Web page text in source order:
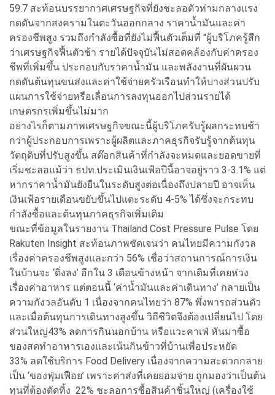
59.7 สะท้อนบรรยากาศเศรษฐกิจที่ยังชะลอตัวท่ามกลางแรง
กดดันจากสงครามในตะวันออกกลาง ราคาน้ำมันและค่า
ครองชีพสูง รวมถึงกำลังซื้อที่ยังไม่ฟื้นตัวเต็มที่ "ผู้บริโภครู้สึก
ว่าเศรษฐกิจฟื้นตัวช้า รายได้ปัจจุบันไม่สอดคล้องกับค่าครอง
ชีพที่เพิ่มขึ้น ประกอบกับราคาน้ำมัน และพลังงานที่ผันผวน
กดดันต้นทุนขนส่งและค่าใช้จ่ายครัวเรือนทำให้บางส่วนปรับ
แผนการใช้จ่ายหรือเลื่อนการลงทุนออกไปส่วนรายได้
เกษตรกรเพิ่มขึ้นไม่มาก
อย่างไรก็ตามภาพเศรษฐกิจขณะนี้ผู้บริโภครับรู้ผลกระทบช้า
กว่าผู้ประกอบการเพราะผู้ผลิตและภาคธุรกิจรับรู้จากต้นทุน
วัตถุดิบที่ปรับสูงขึ้น สต๊อกสินค้าที่กำลังจะหมดและยอดขายที่
เริ่มชะลอแม้ว่า ธปท.ประเมินเงินเฟ้อปีนี้อาจอยู่ราว 3-3.1% แต่
หากราคาน้ำมันยังยืนในระดับสูงต่อเนื่องถึงปลายปี อาจเห็น
เงินเฟ้อรายเดือนขยับขึ้นไปแตะระดับ 4-5% ได้ซึ่งจะกระทบ
กำลังซื้อและต้นทุนภาคธุรกิจเพิ่มเติม
ขณะที่ข้อมูลในรายงาน Thailand Cost Pressure Pulse โดย
Rakuten Insight สะท้อนภาพชัดเจนว่า คนไทยมีความกังวล
เรื่องค่าครองชีพสูงและกว่า 56% เชื่อว่าสถานการณ์การเงิน
ในบ้านจะ ‘ดิ่งลง’ อีกใน 3 เดือนข้างหน้า จากเดิมที่เคยห่วง
เรื่องค่าอาหาร แต่ตอนนี้ ‘ค่าน้ำมันและค่าเดินทาง’ กลายเป็น
ความกังวลอันดับ 1 เนื่องจากคนไทยว่า 87% พึ่งพารถส่วนตัว
และเมื่อต้นทุนการเดินทางสูงขึ้น วิถีชีวิตจึงต้องเปลี่ยนไป โดย
ส่วนใหญ่43% ลดการกินนอกบ้าน หรือแวะคาเฟ่ หันมาซื้อ
ของสดทำอาหารเองและเน้นกินข้าวที่บ้านเพื่อประหยัด
33% ลดใช้บริการ Food Delivery เนื่องจากความสะดวกกลาย
เป็น ‘ของฟุ่มเฟือย’ เพราะค่าส่งที่เคยยอมจ่าย ถูกมองว่าเป็นต้น
ทุนที่ต้องตัดทิ้ง 22% ชะลอการซื้อสินค้าชิ้นใหญ่ (เครื่องใช้